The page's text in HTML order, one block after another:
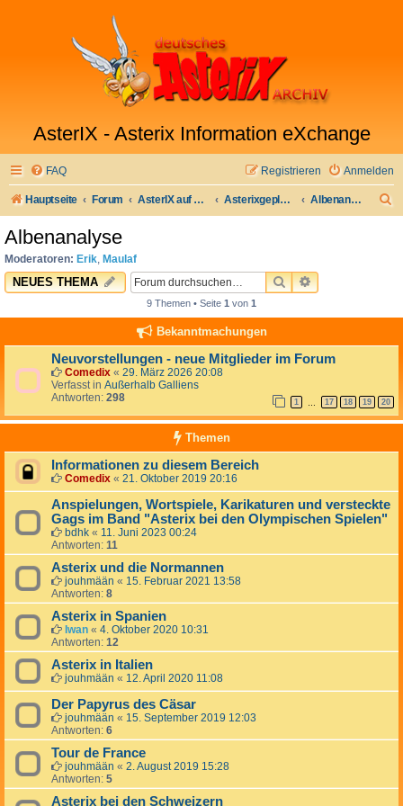
AsterIX - Asterix Information eXchange
FAQ Anmelden
Registrieren
Hauptseite Forum AsterIX auf Deutsch Asterixgeplauder Albenanalyse
Albenanalyse
Moderatoren: Erik, Maulaf
NEUES THEMA SUCHEERWEITERTE
9 Themen • Seite 1 von 1
Bekanntmachungen
Neuvorstellungen - neue Mitglieder im Forum
Comedix « 29. März 2026 20:08
Verfasst in Außerhalb Galliens
Antworten: 298 1 … 17 18 19 20
Themen
Informationen zu diesem Bereich
Comedix « 21. Oktober 2019 20:16
Anspielungen, Wortspiele, Karikaturen und versteckte
Gags im Band "Asterix bei den Olympischen Spielen"
bdhk « 11. Juni 2023 00:24
Antworten: 11
Asterix und die Normannen
jouhmään « 15. Februar 2021 13:58
Antworten: 8
Asterix in Spanien
Iwan « 4. Oktober 2020 10:31
Antworten: 12
Asterix in Italien
jouhmään « 12. April 2020 11:08
Der Papyrus des Cäsar
jouhmään « 15. September 2019 12:03
Antworten: 6
Tour de France
jouhmään « 2. August 2019 15:28
Antworten: 5
Asterix bei den Schweizern